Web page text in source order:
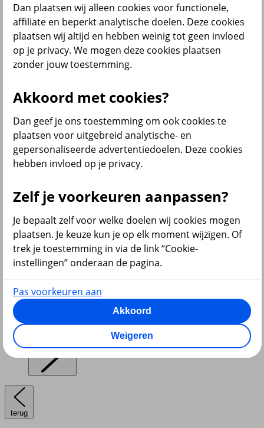
Producten
Situaties Klantenservice
terug
Producten
Beleggen
Sparen
Pensioen en lijfrente
terug
Dan plaatsen wij alleen cookies voor functionele,
affiliate en beperkt analytische doelen. Deze cookies
plaatsen wij altijd en hebben weinig tot geen invloed
op je privacy. We mogen deze cookies plaatsen
zonder jouw toestemming.
Akkoord met cookies?
Dan geef je ons toestemming om ook cookies te
plaatsen voor uitgebreid analytische- en
gepersonaliseerde advertentiedoelen. Deze cookies
hebben invloed op je privacy.
Zelf je voorkeuren aanpassen?
Je bepaalt zelf voor welke doelen wij cookies mogen
plaatsen. Je keuze kun je op elk moment wijzigen. Of
trek je toestemming in via de link “Cookie-
instellingen” onderaan de pagina.
Pas voorkeuren aan
Akkoord
Weigeren